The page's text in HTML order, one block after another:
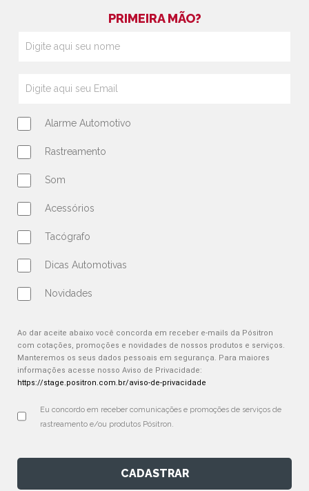
PRIMEIRA MÃO?
Alarme Automotivo
Rastreamento
Som
Acessórios
Tacógrafo
Dicas Automotivas
Novidades
Ao dar aceite abaixo você concorda em receber e-mails da Pósitron
com cotações, promoções e novidades de nossos produtos e serviços.
Manteremos os seus dados pessoais em segurança. Para maiores
informações acesse nosso Aviso de Privacidade:
https://stage.positron.com.br/aviso-de-privacidade
Eu concordo em receber comunicações e promoções de serviços de
rastreamento e/ou produtos Pósitron.
CADASTRAR